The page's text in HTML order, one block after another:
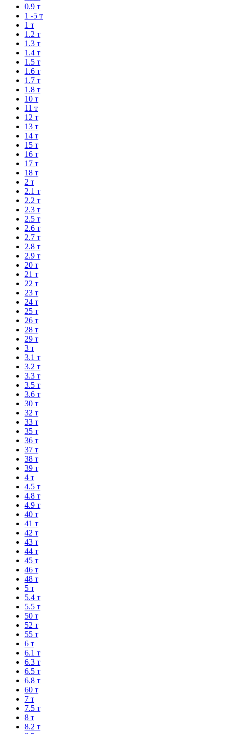
0.9 т
1 -5 т
1 т
1.2 т
1.3 т
1.4 т
1.5 т
1.6 т
1.7 т
1.8 т
10 т
11 т
12 т
13 т
14 т
15 т
16 т
17 т
18 т
2 т
2.1 т
2.2 т
2.3 т
2.5 т
2.6 т
2.7 т
2.8 т
2.9 т
20 т
21 т
22 т
23 т
24 т
25 т
26 т
28 т
29 т
3 т
3.1 т
3.2 т
3.3 т
3.5 т
3.6 т
30 т
32 т
33 т
35 т
36 т
37 т
38 т
39 т
4 т
4.5 т
4.8 т
4.9 т
40 т
41 т
42 т
43 т
44 т
45 т
46 т
48 т
5 т
5.4 т
5.5 т
50 т
52 т
55 т
6 т
6.1 т
6.3 т
6.5 т
6.8 т
60 т
7 т
7.5 т
8 т
8.2 т